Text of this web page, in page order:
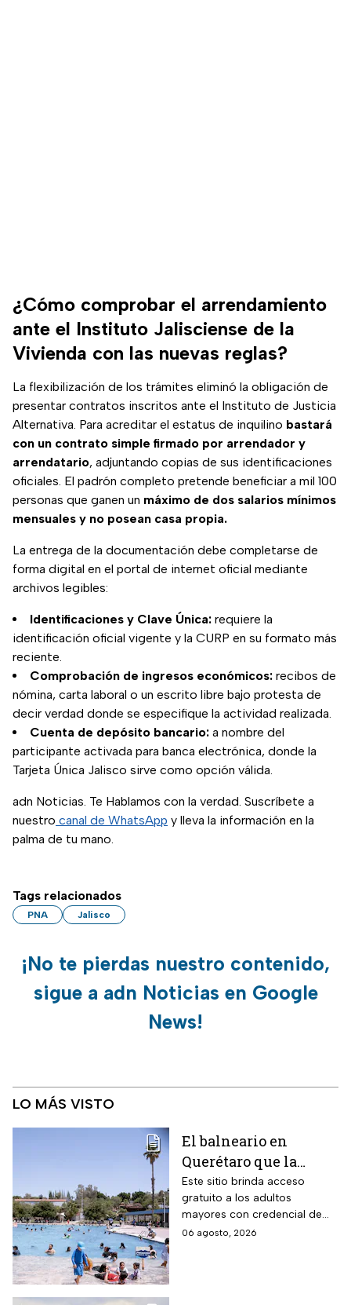
¿Cómo comprobar el arrendamiento
ante el Instituto Jalisciense de la
Vivienda con las nuevas reglas?
La flexibilización de los trámites eliminó la obligación de
presentar contratos inscritos ante el Instituto de Justicia
Alternativa. Para acreditar el estatus de inquilino bastará
con un contrato simple firmado por arrendador y
arrendatario, adjuntando copias de sus identificaciones
oficiales. El padrón completo pretende beneficiar a mil 100
personas que ganen un máximo de dos salarios mínimos
mensuales y no posean casa propia.
La entrega de la documentación debe completarse de
forma digital en el portal de internet oficial mediante
archivos legibles:
Identificaciones y Clave Única: requiere la
identificación oficial vigente y la CURP en su formato más
reciente.
Comprobación de ingresos económicos: recibos de
nómina, carta laboral o un escrito libre bajo protesta de
decir verdad donde se especifique la actividad realizada.
Cuenta de depósito bancario: a nombre del
participante activada para banca electrónica, donde la
Tarjeta Única Jalisco sirve como opción válida.
adn Noticias. Te Hablamos con la verdad. Suscríbete a
nuestro canal de WhatsApp y lleva la información en la
palma de tu mano.
Tags relacionados
PNA Jalisco
¡No te pierdas nuestro contenido,
sigue a adn Noticias en Google
News!
LO MÁS VISTO
El balneario en
Querétaro que la
Profeco marcó como el
más barato de México:
tiene alberca para la
tercera edad y todas
Este sitio brinda acceso
gratuito a los adultos
mayores con credencial de
INAPAM vigente
06 agosto, 2026